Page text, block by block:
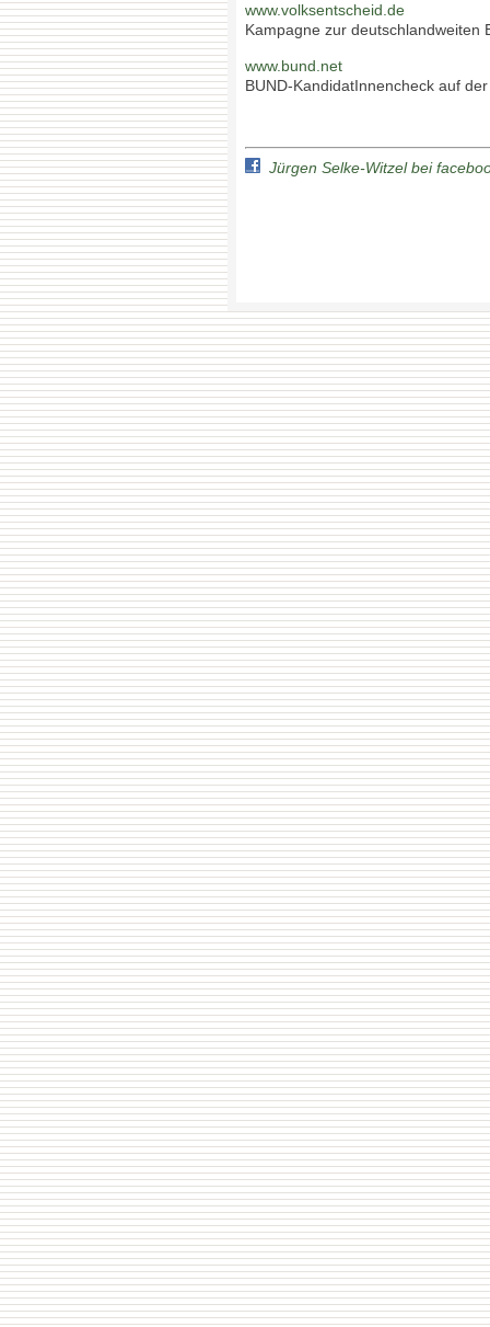
www.volksentscheid.de
Kampagne zur deutschlandweiten
www.bund.net
BUND-KandidatInnencheck auf
Jürgen Selke-Witzel bei